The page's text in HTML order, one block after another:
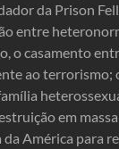
da Prison
entre
o casamento
ao terrorismo;
em
da América para